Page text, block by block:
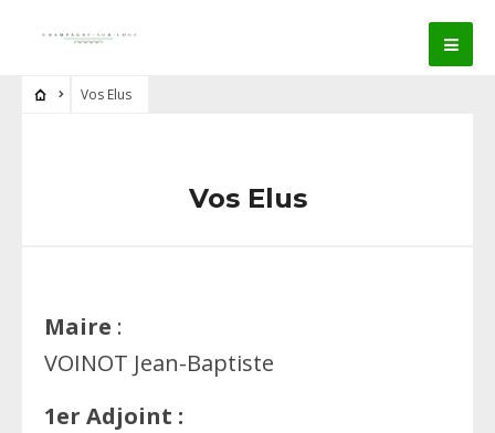
Vos Elus
Vos Elus
Maire :
VOINOT Jean-Baptiste
1er Adjoint :